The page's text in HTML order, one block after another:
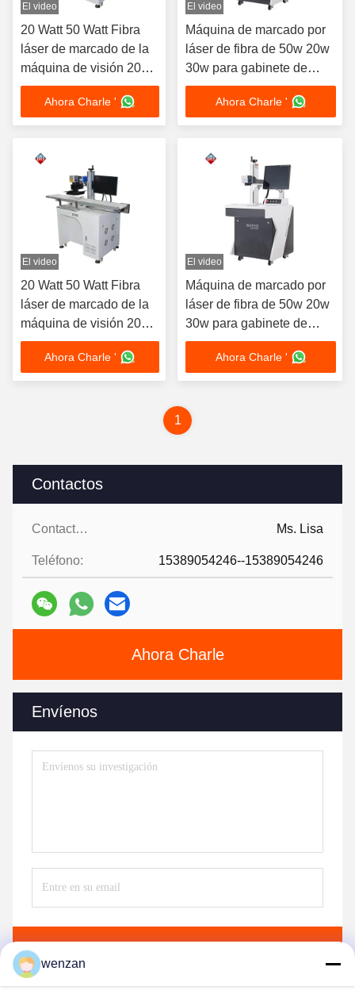
Contactos
Contactos: Ms. Lisa
Teléfono: 15389054246--15389054246
Ahora Charle
Envíenos
El video
20 Watt 50 Watt Fibra
láser de marcado de la
máquina de visión 20w
30w 50w
Ahora Charle '
El video
Máquina de marcado por
láser de fibra de 50w 20w
30w para gabinete de
metal
Ahora Charle '
El video
20 Watt 50 Watt Fibra
láser de marcado de la
máquina de visión 20w
30w 50w
Ahora Charle '
El video
Máquina de marcado por
láser de fibra de 50w 20w
30w para gabinete de
metal
Ahora Charle '
1
wenzan